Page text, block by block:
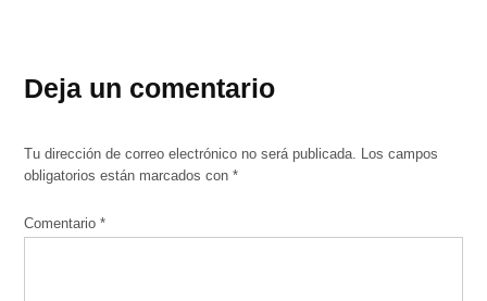
Deja un comentario
Tu dirección de correo electrónico no será publicada.
Los campos
obligatorios están marcados con*
Comentario*